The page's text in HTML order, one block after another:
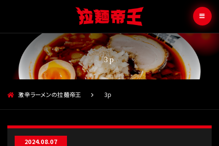
3p
激辛ラーメンの拉麺帝王 3p
2024.08.07